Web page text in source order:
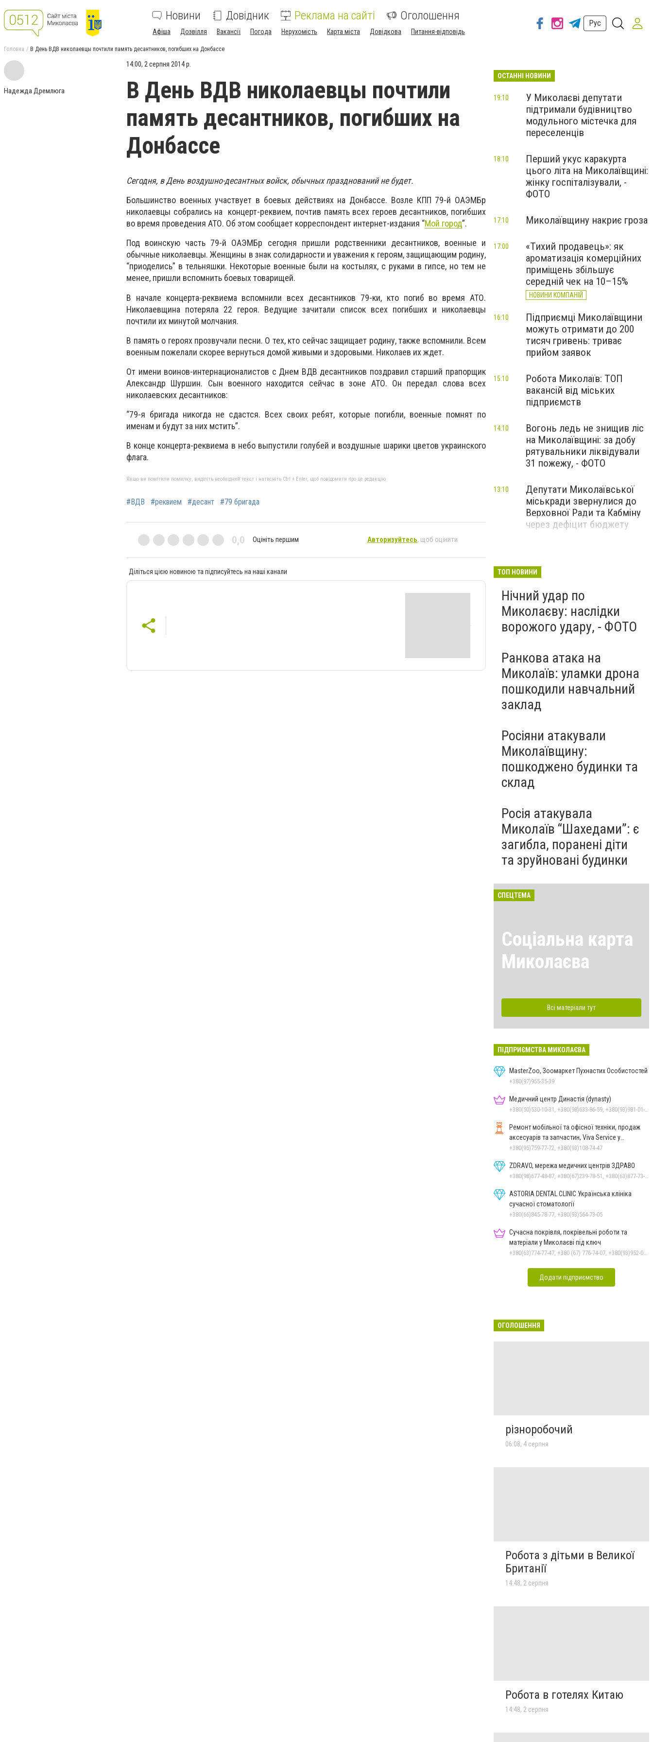
Новини Довідник Реклама на сайті Оголошення
Афіша Дозвілля Вакансії Погода Нерухомість Карта міста Довідкова Питання-відповідь
Рус
Головна В День ВДВ николаевцы почтили память десантников, погибших на Донбассе
Надежда Дремлюга
14:00, 2 серпня 2014 р.
В День ВДВ николаевцы почтили
память десантников, погибших на
Донбассе
Сегодня, в День воздушно-десантных войск, обычных празднований не будет.
Большинство военных участвует в боевых действиях на Донбассе. Возле КПП 79-й ОАЭМБр
николаевцы собрались на концерт-реквием, почтив память всех героев десантников, погибших
во время проведения АТО. Об этом сообщает корреспондент интернет-издания “Мой город”.
Под воинскую часть 79-й ОАЭМБр сегодня пришли родственники десантников, военные и
обычные николаевцы. Женщины в знак солидарности и уважения к героям, защищающим родину,
“приоделись” в тельняшки. Некоторые военные были на костылях, с руками в гипсе, но тем не
менее, пришли вспомнить боевых товарищей.
В начале концерта-реквиема вспомнили всех десантников 79-ки, кто погиб во время АТО.
Николаевщина потеряла 22 героя. Ведущие зачитали список всех погибших и николаевцы
почтили их минутой молчания.
В память о героях прозвучали песни. О тех, кто сейчас защищает родину, также вспомнили. Всем
военным пожелали скорее вернуться домой живыми и здоровыми. Николаев их ждет.
От имени воинов-интернационалистов с Днем ВДВ десантников поздравил старший прапорщик
Александр Шуршин. Сын военного находится сейчас в зоне АТО. Он передал слова всех
николаевских десантников:
“79-я бригада никогда не сдастся. Всех своих ребят, которые погибли, военные помнят по
именам и будут за них мстить”.
В конце концерта-реквиема в небо выпустили голубей и воздушные шарики цветов украинского
флага.
Якщо ви помітили помилку, виділіть необхідний текст і натисніть Ctrl + Enter, щоб повідомити про це редакцію
#ВДВ #реквием #десант #79 бригада
0,0 Оцініть першим Авторизуйтесь, щоб оцінити
Діліться цією новиною та підписуйтесь на наші канали
ОСТАННІ НОВИНИ
У Миколаєві депутати
підтримали будівництво
модульного містечка для
переселенців
19:10
Перший укус каракурта
цього літа на Миколаївщині:
жінку госпіталізували, -
ФОТО
18:10
Миколаївщину накриє гроза
17:10
«Тихий продавець»: як
ароматизація комерційних
приміщень збільшує
середній чек на 10–15%
НОВИНИ КОМПАНІЙ
17:00
Підприємці Миколаївщини
можуть отримати до 200
тисяч гривень: триває
прийом заявок
16:10
Робота Миколаїв: ТОП
вакансій від міських
підприємств
15:10
Вогонь ледь не знищив ліс
на Миколаївщині: за добу
рятувальники ліквідували
31 пожежу, - ФОТО
14:10
Депутати Миколаївської
міськради звернулися до
Верховної Ради та Кабміну
через дефіцит бюджету
13:10
ТОП НОВИНИ
Нічний удар по
Миколаєву: наслідки
ворожого удару, - ФОТО
Ранкова атака на
Миколаїв: уламки дрона
пошкодили навчальний
заклад
Росіяни атакували
Миколаївщину:
пошкоджено будинки та
склад
Росія атакувала
Миколаїв “Шахедами”: є
загибла, поранені діти
та зруйновані будинки
СПЕЦТЕМА
Соціальна карта
Миколаєва
Всі матеріали тут
ПІДПРИЄМСТВА МИКОЛАЄВА
MasterZoo, Зоомаркет Пухнастих Особистостей
+380(97)955-35-39
Медичний центр Династія (dynasty)
Ремонт мобільної та офісної техніки, продаж
аксесуарів та запчастин, Viva Service у
Миколаєві
+380(95)759-77-72, +380(93)108-74-47
ZDRAVO, мережа медичних центрів ЗДРАВО
ASTORIA DENTAL CLINIC Українська клініка
сучасної стоматології
+380(66)845-78-77, +380(93)564-73-05
Сучасна покрівля, покрівельні роботи та
матеріали у Миколаєві під ключ
Додати підприємство
ОГОЛОШЕННЯ
різноробочий
06:08, 4 серпня
Робота з дітьми в Великої
Британії
14:48, 2 серпня
Робота в готелях Китаю
14:48, 2 серпня